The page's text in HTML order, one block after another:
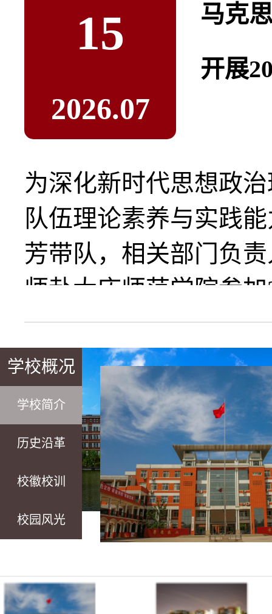
15
2026.07
马克
开展
为深化新时代思想政
队伍理论素养与实践
芳带队，相关部门负
师赴大庆师范学院参加
学校概况
学校简介
历史沿革
校徽校训
校园风光